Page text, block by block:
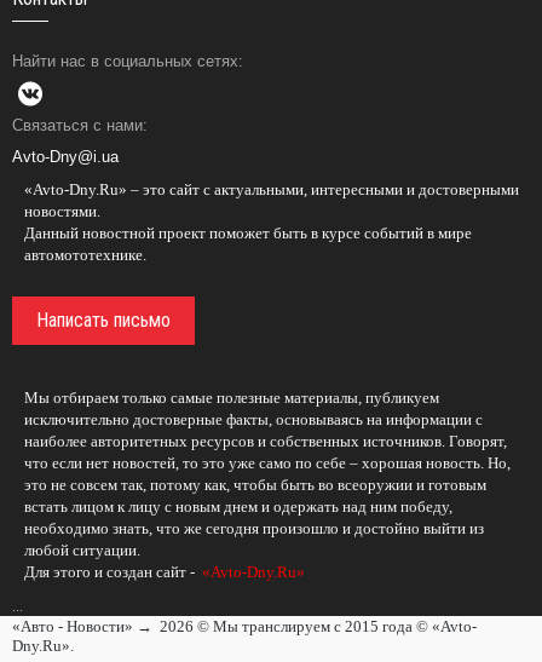
Найти нас в социальных сетях:
Связаться с нами:
Avto-Dny@i.ua
«Avto-Dny.Ru» – это сайт с актуальными, интересными и достоверными
новостями.
Данный новостной проект поможет быть в курсе событий в мире
автомототехнике.
Написать письмо
Мы отбираем только самые полезные материалы, публикуем
исключительно достоверные факты, основываясь на информации с
наиболее авторитетных ресурсов и собственных источников. Говорят,
что если нет новостей, то это уже само по себе – хорошая новость. Но,
это не совсем так, потому как, чтобы быть во всеоружии и готовым
встать лицом к лицу с новым днем и одержать над ним победу,
необходимо знать, что же сегодня произошло и достойно выйти из
любой ситуации.
Для этого и создан сайт - «Avto-Dny.Ru»
«Авто - Новости» → 2026 © Мы транслируем с 2015 года © «Avto-
Dny.Ru».